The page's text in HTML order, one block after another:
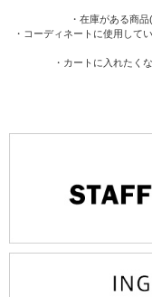
・在庫がある商
・コーディネートに使用して
・カートに入れたく